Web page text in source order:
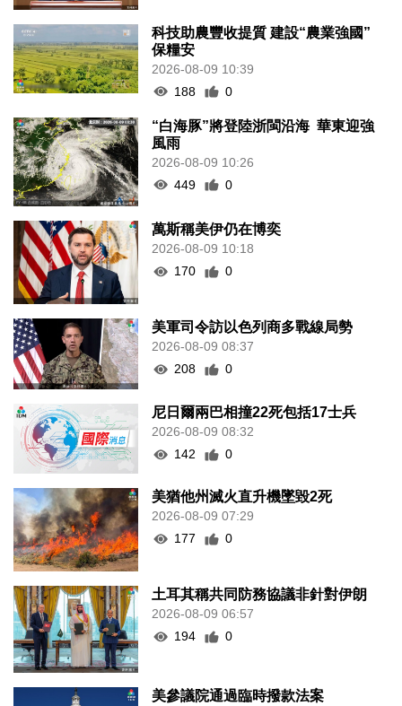
科技助農豐收提質 建設“農業強國”
保糧安
2026-08-09 10:39
188
0
“白海豚”將登陸浙閩沿海 華東迎強
風雨
2026-08-09 10:26
449
0
萬斯稱美伊仍在博奕
2026-08-09 10:18
170
0
美軍司令訪以色列商多戰線局勢
2026-08-09 08:37
208
0
尼日爾兩巴相撞22死包括17士兵
2026-08-09 08:32
142
0
美猶他州滅火直升機墜毀2死
2026-08-09 07:29
177
0
土耳其稱共同防務協議非針對伊朗
2026-08-09 06:57
194
0
美參議院通過臨時撥款法案